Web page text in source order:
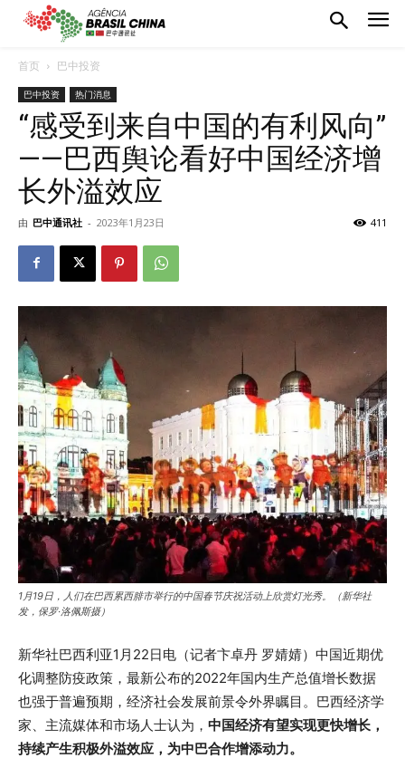
首页 巴中投资
巴中投资 热门消息
“感受到来自中国的有利风向”
——巴西舆论看好中国经济增
长外溢效应
由 巴中通讯社 - 2023年1月23日 411
1月19日，人们在巴西累西腓市举行的中国春节庆祝活动上欣赏灯光秀。（新华社
发，保罗·洛佩斯摄）
新华社巴西利亚1月22日电（记者卞卓丹 罗婧婧）中国近期优
化调整防疫政策，最新公布的2022年国内生产总值增长数据
也强于普遍预期，经济社会发展前景令外界瞩目。巴西经济学
家、主流媒体和市场人士认为， 中国经济有望实现更快增长，
持续产生积极外溢效应，为中巴合作增添动力。